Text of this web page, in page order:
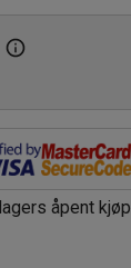
åpent kjøp